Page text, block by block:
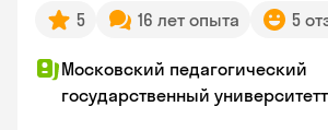
5 16 лет опыта 5
Московский педагогический
государственный университетт